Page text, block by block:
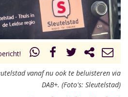
vanaf nu ook te beluisteren via
DAB+. (Foto's: Sleutelstad)